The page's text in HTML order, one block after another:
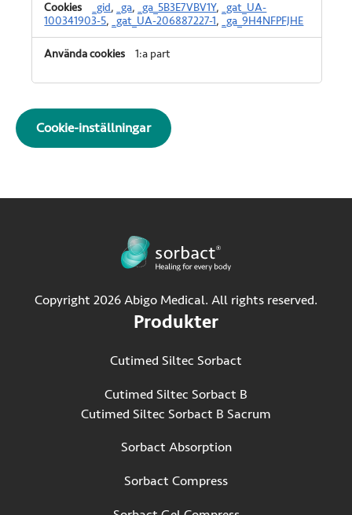
_gid, _ga, _ga_5B3E7VBV1Y, _gat_UA-
100341903-5, _gat_UA-206887227-1, _ga_9H4NFPFJHE
1:a part
Cookie-inställningar
Copyright 2026 Abigo Medical. All rights reserved.
Produkter
Cutimed Siltec Sorbact
Cutimed Siltec Sorbact B
Cutimed Siltec Sorbact B Sacrum
Sorbact Absorption
Sorbact Compress